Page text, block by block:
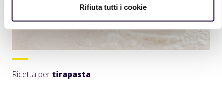
Rifiuta tutti i cookie
Ricetta per tirapasta